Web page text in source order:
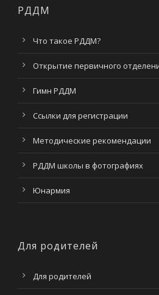
РДДМ
Что такое РДДМ?
Открытие первичного
Гимн РДДМ
Ссылки для регистрации
Методические рекомендации
РДДМ школы в фотографиях
Юнармия
Для родителей
Для родителей